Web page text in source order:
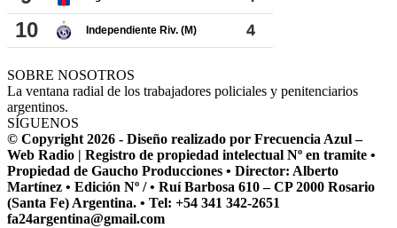
SOBRE NOSOTROS
La ventana radial de los trabajadores policiales y penitenciarios
argentinos.
SÍGUENOS
© Copyright 2026 - Diseño realizado por Frecuencia Azul –
Web Radio | Registro de propiedad intelectual Nº en tramite •
Propiedad de Gaucho Producciones • Director: Alberto
Martínez • Edición Nº / • Ruí Barbosa 610 – CP 2000 Rosario
(Santa Fe) Argentina. • Tel: +54 341 342-2651
fa24argentina@gmail.com